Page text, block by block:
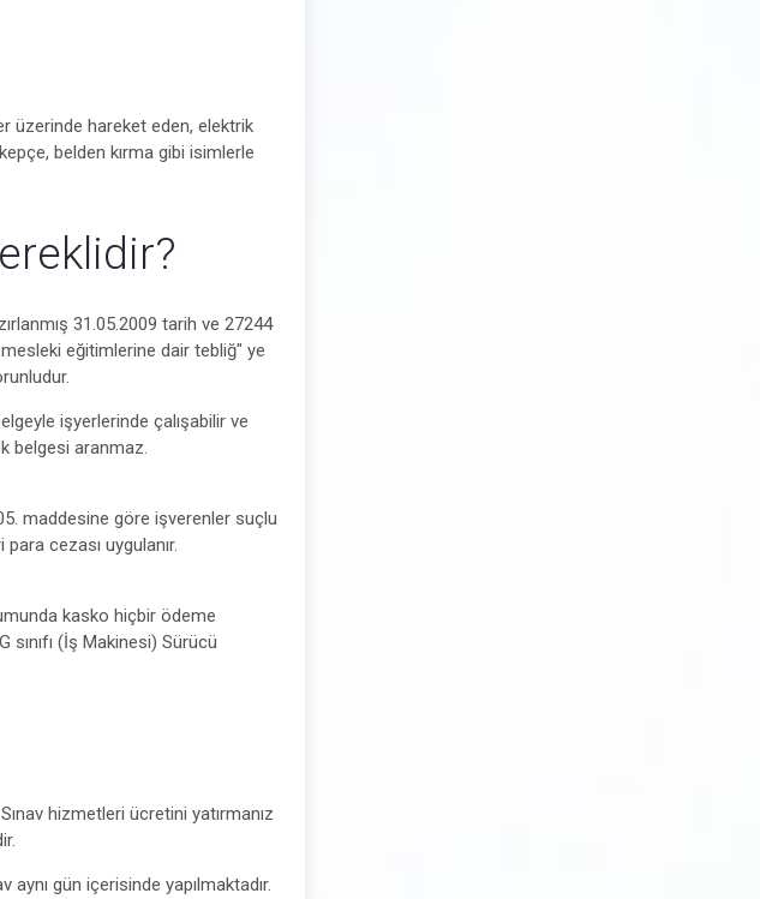
üzerinde hareket eden, elektrik
belden kırma gibi isimlerle
31.05.2009 tarih ve 27244
mesleki eğitimlerine dair tebliğ" ye
işyerlerinde çalışabilir ve
belgesi aranmaz.
maddesine göre işverenler suçlu
para cezası uygulanır.
kasko hiçbir ödeme
(İş Makinesi) Sürücü
hizmetleri ücretini yatırmanız
aynı gün içerisinde yapılmaktadır.